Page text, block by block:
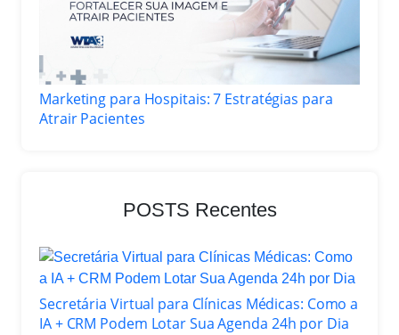
Marketing para Hospitais: 7 Estratégias para
Atrair Pacientes
POSTS Recentes
Secretária Virtual para Clínicas Médicas: Como a
IA + CRM Podem Lotar Sua Agenda 24h por Dia